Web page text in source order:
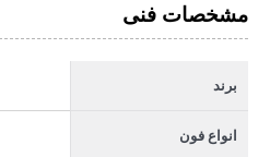
مشخصات فنی
برند
انواع فون